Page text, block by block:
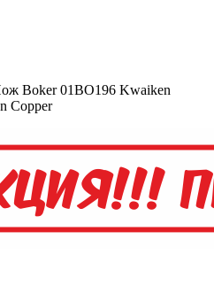
Boker 01BO196 Kwaiken
Copper